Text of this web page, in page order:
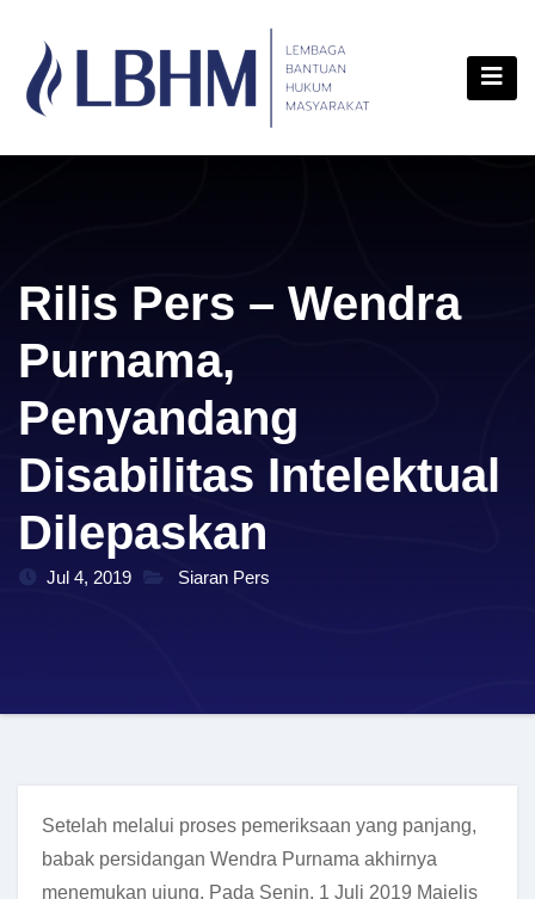
content
Rilis Pers – Wendra
Purnama,
Penyandang
Disabilitas Intelektual
Dilepaskan
Jul 4, 2019 Siaran Pers
Setelah melalui proses pemeriksaan yang panjang,
babak persidangan Wendra Purnama akhirnya
menemukan ujung. Pada Senin, 1 Juli 2019 Majelis